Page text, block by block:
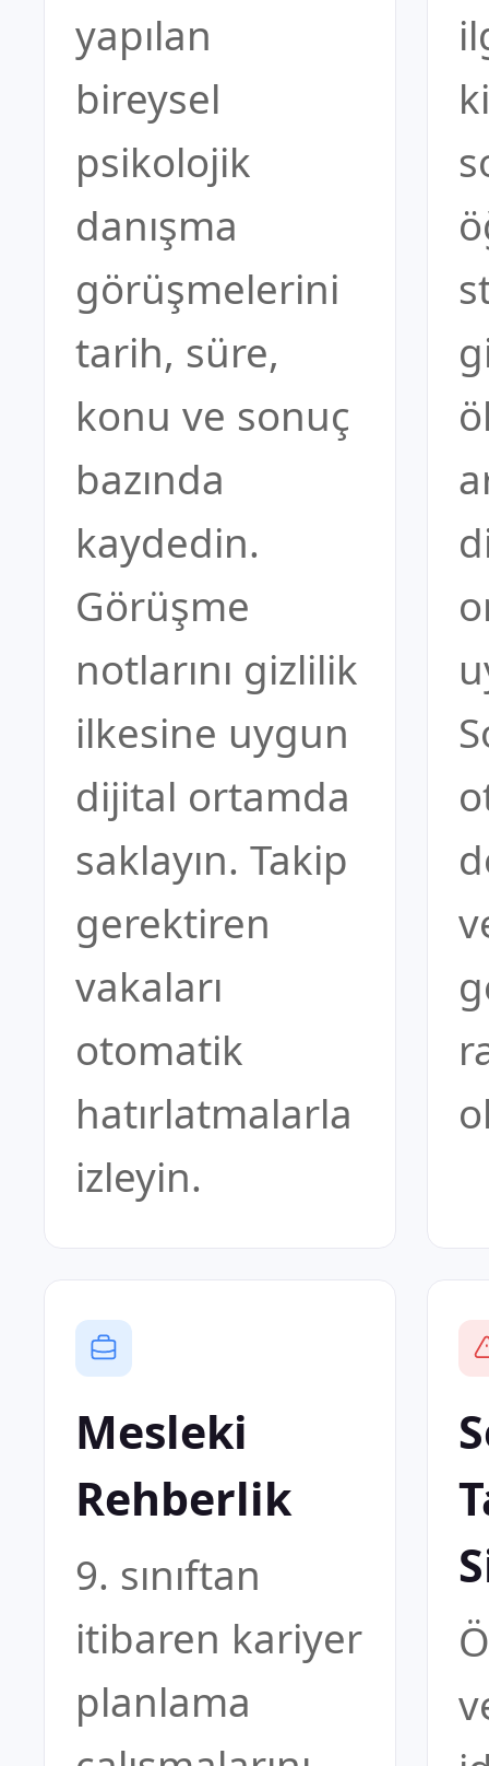
yapılan
bireysel
psikolojik
danışma
görüşmelerini
tarih, süre,
konu ve sonuç
bazında
kaydedin.
Görüşme
notlarını gizlilik
ilkesine uygun
dijital ortamda
saklayın. Takip
gerektiren
vakaları
otomatik
hatırlatmalarla
izleyin.
Mesleki
Rehberlik
9. sınıftan
itibaren kariyer
planlama